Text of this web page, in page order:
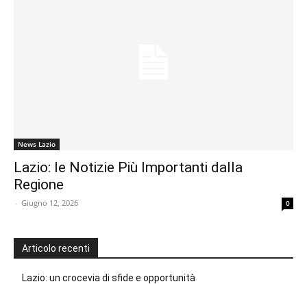
News Lazio
Lazio: le Notizie Più Importanti dalla
Regione
- Giugno 12, 2026 0
Articolo recenti
Lazio: un crocevia di sfide e opportunità